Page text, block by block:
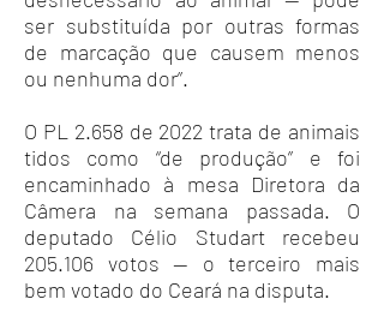
ser substituída por outras formas
de marcação que causem menos
ou nenhuma dor”.
O PL 2.658 de 2022 trata de animais
tidos como “de produção” e foi
encaminhado à mesa Diretora da
Câmera na semana passada. O
deputado Célio Studart recebeu
205.106 votos — o terceiro mais
bem votado do Ceará na disputa.